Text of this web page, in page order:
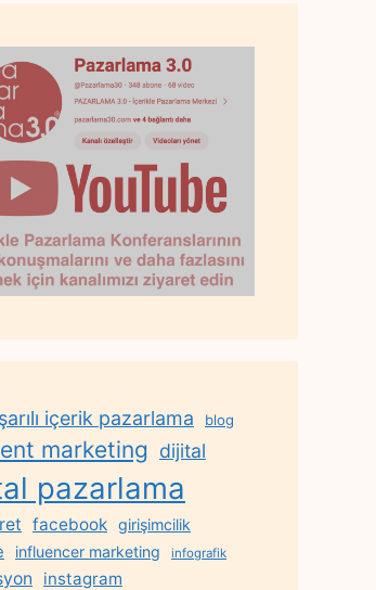
içerik pazarlama blog
marketing dijital
pazarlama
facebook girişimcilik
influencer marketing infografik
instagram